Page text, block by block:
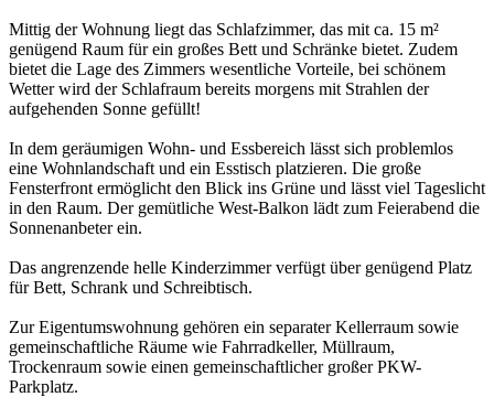
Mittig der Wohnung liegt das Schlafzimmer, das mit ca. 15 m²
genügend Raum für ein großes Bett und Schränke bietet. Zudem
bietet die Lage des Zimmers wesentliche Vorteile, bei schönem
Wetter wird der Schlafraum bereits morgens mit Strahlen der
aufgehenden Sonne gefüllt!
In dem geräumigen Wohn- und Essbereich lässt sich problemlos
eine Wohnlandschaft und ein Esstisch platzieren. Die große
Fensterfront ermöglicht den Blick ins Grüne und lässt viel Tageslicht
in den Raum. Der gemütliche West-Balkon lädt zum Feierabend die
Sonnenanbeter ein.
Das angrenzende helle Kinderzimmer verfügt über genügend Platz
für Bett, Schrank und Schreibtisch.
Zur Eigentumswohnung gehören ein separater Kellerraum sowie
gemeinschaftliche Räume wie Fahrradkeller, Müllraum,
Trockenraum sowie einen gemeinschaftlicher großer PKW-
Parkplatz.